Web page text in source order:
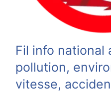
Fil info national
pollution,
vitesse,